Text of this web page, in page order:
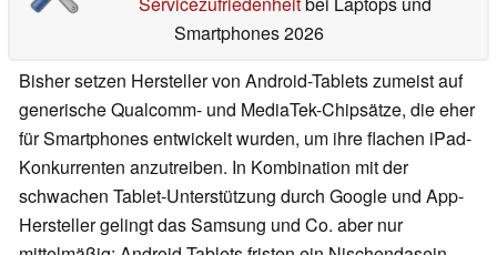
Smartphones 2026
Bisher setzen Hersteller von Android-Tablets zumeist auf
generische Qualcomm- und MediaTek-Chipsätze, die eher
für Smartphones entwickelt wurden, um ihre flachen iPad-
Konkurrenten anzutreiben. In Kombination mit der
schwachen Tablet-Unterstützung durch Google und App-
Hersteller gelingt das Samsung und Co. aber nur